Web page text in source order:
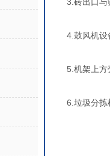
4.鼓风机设
5.机架上方
6.垃圾分拣